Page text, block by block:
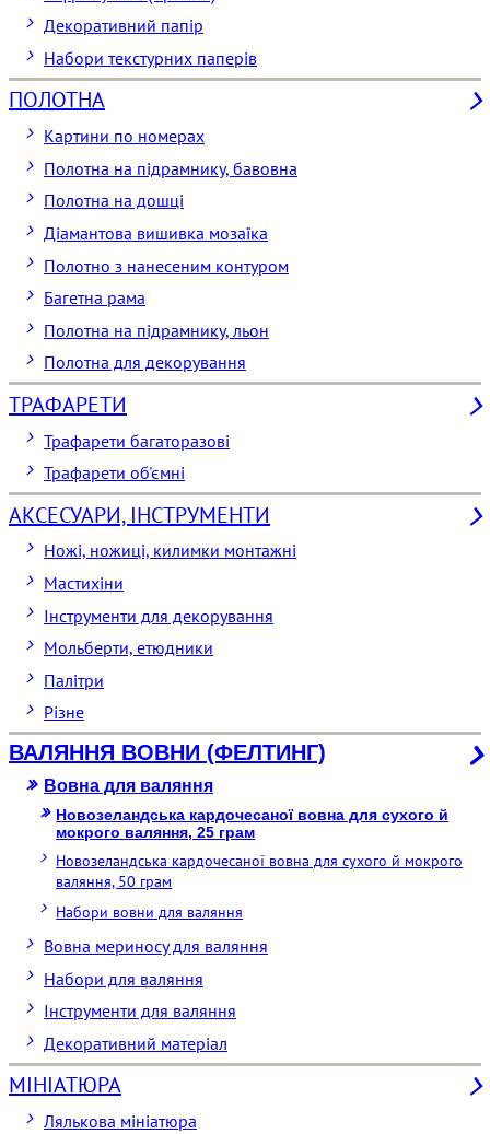
Декоративний папір
Набори текстурних паперів
ПОЛОТНА
Картини по номерах
Полотна на підрамнику, бавовна
Полотна на дошці
Діамантова вишивка мозаїка
Полотно з нанесеним контуром
Багетна рама
Полотна на підрамнику, льон
Полотна для декорування
ТРАФАРЕТИ
Трафарети багаторазові
Трафарети об'ємні
АКСЕСУАРИ, ІНСТРУМЕНТИ
Ножі, ножиці, килимки монтажні
Мастихіни
Інструменти для декорування
Мольберти, етюдники
Палітри
Різне
ВАЛЯННЯ ВОВНИ (ФЕЛТИНГ)
Вовна для валяння
Новозеландська кардочесаної вовна для сухого й
мокрого валяння, 25 грам
Новозеландська кардочесаної вовна для сухого й мокрого
валяння, 50 грам
Набори вовни для валяння
Вовна мериносу для валяння
Набори для валяння
Інструменти для валяння
Декоративний матеріал
МІНІАТЮРА
Лялькова мініатюра